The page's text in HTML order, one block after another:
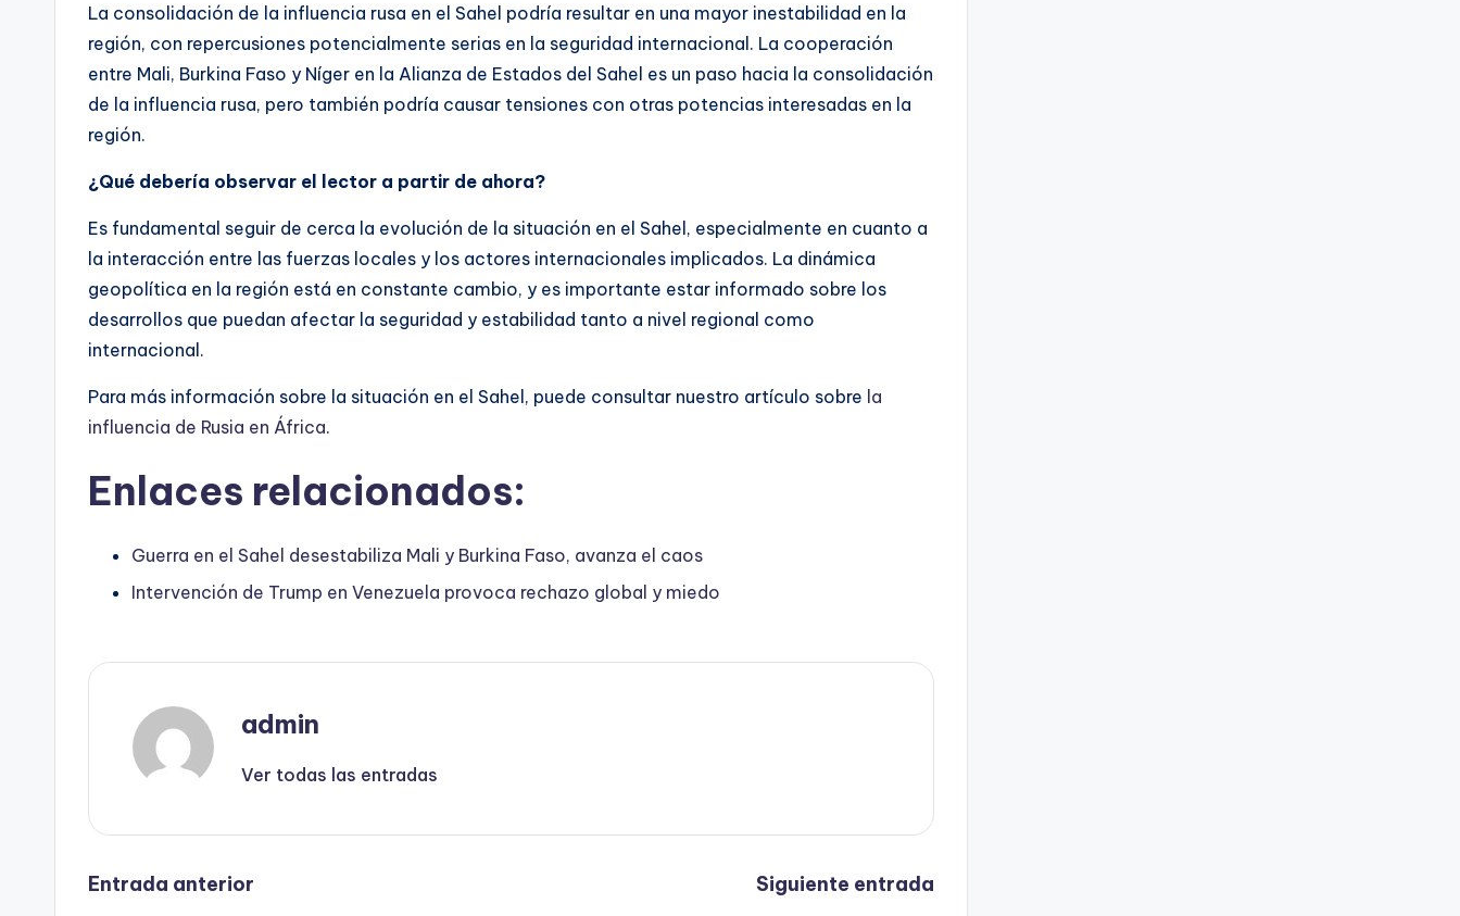
La consolidación de la influencia rusa en el Sahel podría resultar en una mayor inestabilidad en la
región, con repercusiones potencialmente serias en la seguridad internacional. La cooperación
entre Mali, Burkina Faso y Níger en la Alianza de Estados del Sahel es un paso hacia la consolidación
de la influencia rusa, pero también podría causar tensiones con otras potencias interesadas en la
región.
¿Qué debería observar el lector a partir de ahora?
Es fundamental seguir de cerca la evolución de la situación en el Sahel, especialmente en cuanto a
la interacción entre las fuerzas locales y los actores internacionales implicados. La dinámica
geopolítica en la región está en constante cambio, y es importante estar informado sobre los
desarrollos que puedan afectar la seguridad y estabilidad tanto a nivel regional como
internacional.
Para más información sobre la situación en el Sahel, puede consultar nuestro artículo sobre la
influencia de Rusia en África.
Enlaces relacionados:
Guerra en el Sahel desestabiliza Mali y Burkina Faso, avanza el caos
Intervención de Trump en Venezuela provoca rechazo global y miedo
admin
Ver todas las entradas
Navegación
Entrada anterior Siguiente entrada